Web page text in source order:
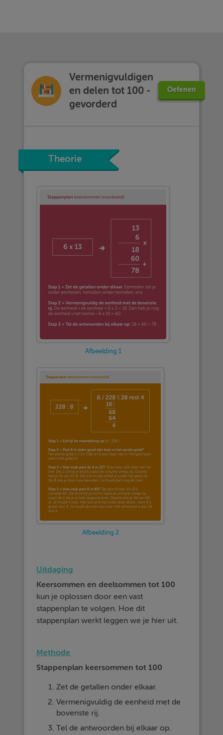
Vermenigvuldigen
en delen tot 100 -
gevorderd
Oefenen
Theorie
Afbeelding 1
Afbeelding 2
Uitdaging
Keersommen en deelsommen tot 100
kun je oplossen door een vast
stappenplan te volgen. Hoe dit
stappenplan werkt leggen we je hier uit.
Methode
Stappenplan keersommen tot 100
Zet de getallen onder elkaar.
Vermenigvuldig de eenheid met de
bovenste rij.
Tel de antwoorden bij elkaar op.